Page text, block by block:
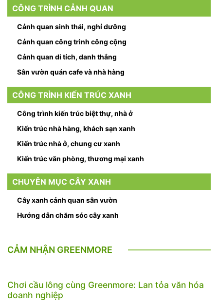
CÔNG TRÌNH CẢNH QUAN
Cảnh quan sinh thái, nghỉ dưỡng
Cảnh quan công trình công cộng
Cảnh quan di tích, danh thắng
Sân vườn quán cafe và nhà hàng
CÔNG TRÌNH KIẾN TRÚC XANH
Công trình kiến trúc biệt thự, nhà ở
Kiến trúc nhà hàng, khách sạn xanh
Kiến trúc nhà ở, chung cư xanh
Kiến trúc văn phòng, thương mại xanh
CHUYÊN MỤC CÂY XANH
Cây xanh cảnh quan sân vườn
Hướng dẫn chăm sóc cây xanh
CẢM NHẬN GREENMORE
Chơi cầu lông cùng Greenmore: Lan tỏa văn hóa
doanh nghiệp